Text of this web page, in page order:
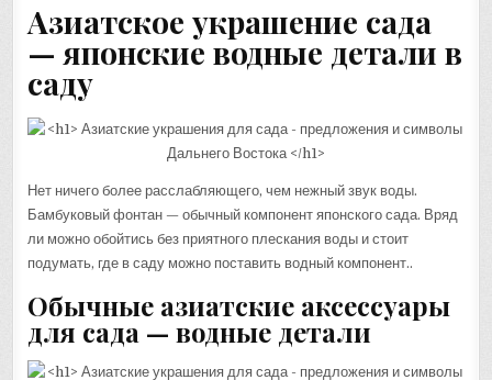
Азиатское украшение сада
— японские водные детали в
саду
Нет ничего более расслабляющего, чем нежный звук воды.
Бамбуковый фонтан — обычный компонент японского сада. Вряд
ли можно обойтись без приятного плескания воды и стоит
подумать, где в саду можно поставить водный компонент..
Обычные азиатские аксессуары
для сада — водные детали